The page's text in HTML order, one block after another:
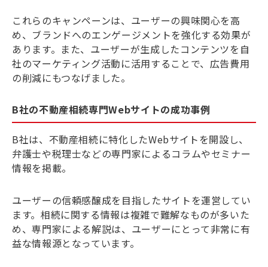
これらのキャンペーンは、ユーザーの興味関心を高
め、ブランドへのエンゲージメントを強化する効果が
あります。また、ユーザーが生成したコンテンツを自
社のマーケティング活動に活用することで、広告費用
の削減にもつなげました。
B社の不動産相続専門Webサイトの成功事例
B社は、不動産相続に特化したWebサイトを開設し、
弁護士や税理士などの専門家によるコラムやセミナー
情報を掲載。
ユーザーの信頼感醸成を目指したサイトを運営してい
ます。相続に関する情報は複雑で難解なものが多いた
め、専門家による解説は、ユーザーにとって非常に有
益な情報源となっています。